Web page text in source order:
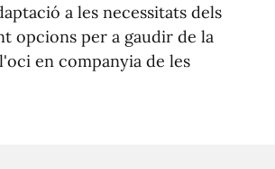
a les necessitats dels
opcions per a gaudir de la
en companyia de les